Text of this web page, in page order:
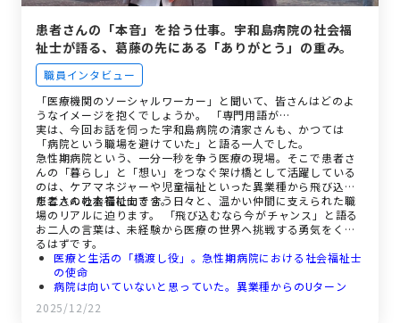
患者さんの「本音」を拾う仕事。宇和島病院の社会福
祉士が語る、葛藤の先にある「ありがとう」の重み。
職員インタビュー
「医療機関のソーシャルワーカー」と聞いて、皆さんはどのよ
うなイメージを抱くでしょうか。 「専門用語が…
実は、今回お話を伺った宇和島病院の清家さんも、かつては
「病院という職場を避けていた」と語る一人でした。
急性期病院という、一分一秒を争う医療の現場。そこで患者さ
んの「暮らし」と「想い」をつなぐ架け橋として活躍している
のは、ケアマネジャーや児童福祉といった異業種から飛び込ん
だ二人の社会福祉士です。
患者さんの本音に向き合う日々と、温かい仲間に支えられた職
場のリアルに迫ります。 「飛び込むなら今がチャンス」と語る
お二人の言葉は、未経験から医療の世界へ挑戦する勇気をくれ
るはずです。
医療と生活の「橋渡し役」。急性期病院における社会福祉士
の使命
病院は向いていないと思っていた。異業種からのUターン
と、志望理由
患者さんの「本音」を受け止める。葛藤の先にある「ありが
2025/12/22